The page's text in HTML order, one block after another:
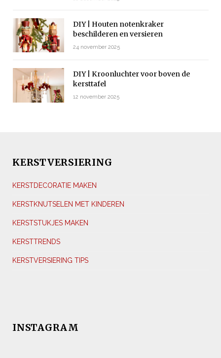
DIY | Houten notenkraker
beschilderen en versieren
24 november 2025
DIY | Kroonluchter voor boven de
kersttafel
12 november 2025
KERSTVERSIERING
KERSTDECORATIE MAKEN
KERSTKNUTSELEN MET KINDEREN
KERSTSTUKJES MAKEN
KERSTTRENDS
KERSTVERSIERING TIPS
INSTAGRAM